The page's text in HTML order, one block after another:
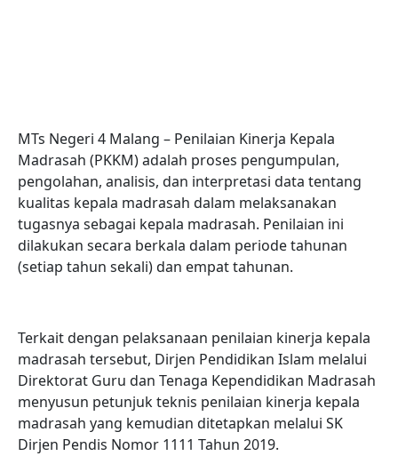
MTs Negeri 4 Malang – Penilaian Kinerja Kepala
Madrasah (PKKM) adalah proses pengumpulan,
pengolahan, analisis, dan interpretasi data tentang
kualitas kepala madrasah dalam melaksanakan
tugasnya sebagai kepala madrasah. Penilaian ini
dilakukan secara berkala dalam periode tahunan
(setiap tahun sekali) dan empat tahunan.
Terkait dengan pelaksanaan penilaian kinerja kepala
madrasah tersebut, Dirjen Pendidikan Islam melalui
Direktorat Guru dan Tenaga Kependidikan Madrasah
menyusun petunjuk teknis penilaian kinerja kepala
madrasah yang kemudian ditetapkan melalui SK
Dirjen Pendis Nomor 1111 Tahun 2019.